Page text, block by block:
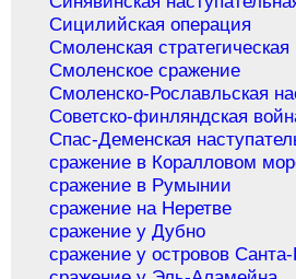
Сицилийская операция
Смоленская
Смоленское сражение
Смоленско-Рославльская
Советско-финляндская
Спас-Деменская
сражение в Коралловом
сражение в Румынии
сражение на Неретве
сражение у Дубно
сражение у островов